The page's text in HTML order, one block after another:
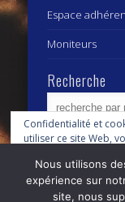
Espace
Moniteurs
Recherche
Archives
Archives
Confidentialité et
utiliser ce site Web,
Pour en savoir plus,
consultez :Politique
Nous utilisons
expérience sur
site, nous